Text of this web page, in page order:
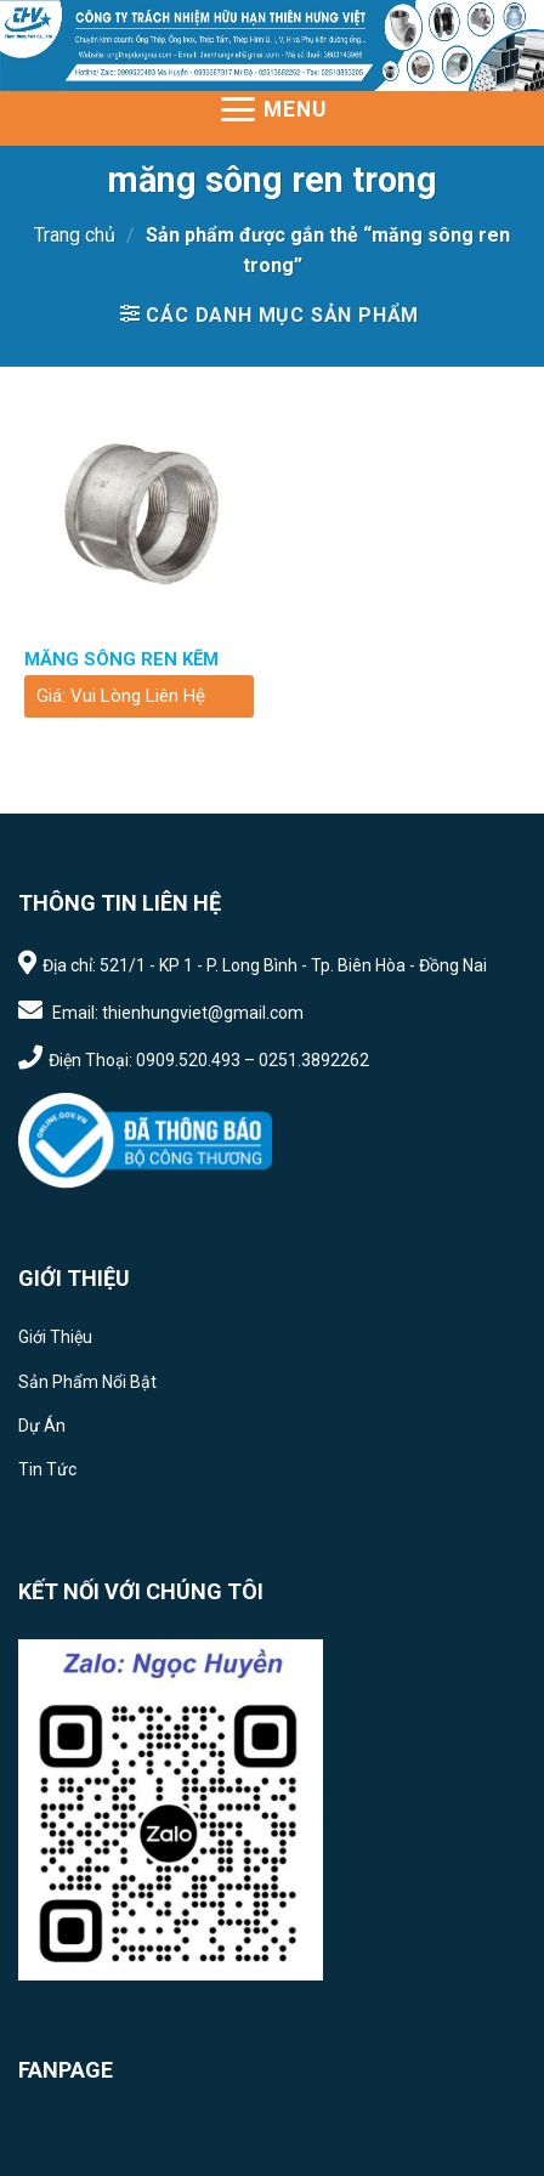
Skip
to
MENU
măng sông ren trong
Trang chủ / Sản phẩm được gắn thẻ “măng sông ren
trong”
CÁC DANH MỤC SẢN PHẨM
MĂNG SÔNG REN KẼM
Giá: Vui Lòng Liên Hệ
THÔNG TIN LIÊN HỆ
Địa chỉ: 521/1 - KP 1 - P. Long Bình - Tp. Biên Hòa - Đồng Nai
Email: thienhungviet@gmail.com
Điện Thoại: 0909.520.493 – 0251.3892262
GIỚI THIỆU
Giới Thiệu
Sản Phẩm Nổi Bật
Dự Án
Tin Tức
KẾT NỐI VỚI CHÚNG TÔI
FANPAGE